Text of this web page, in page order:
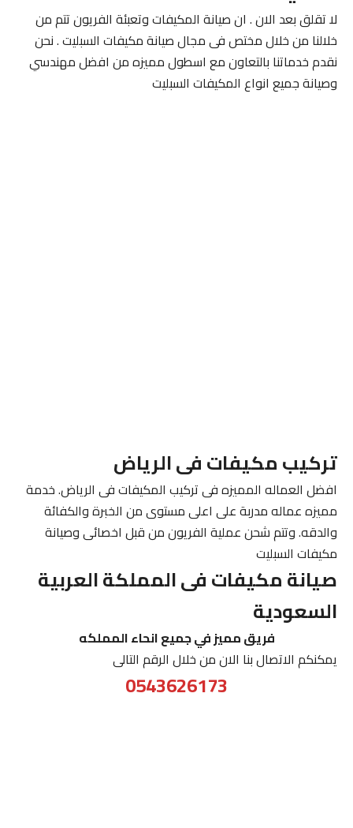
لا تقلق بعد الان . ان صيانة المكيفات وتعبئة الفريون تتم من
خلالنا من خلال مختص فى مجال صيانة مكيفات السبليت . نحن
نقدم خدماتنا بالتعاون مع اسطول مميزه من افضل مهندسي
وصيانة جميع انواع المكيفات السبليت
تركيب مكيفات فى الرياض
افضل العماله المميزه فى تركيب المكيفات فى الرياض. خدمة
مميزه عماله مدربة على اعلى مستوى من الخبرة والكفائة
والدقه. وتتم شحن عملية الفريون من قبل اخصائى وصيانة
مكيفات السبليت
صيانة مكيفات فى المملكة العربية
السعودية
فريق مميز في جميع انحاء المملكه
يمكنكم الاتصال بنا الان من خلال الرقم التالى
0543626173